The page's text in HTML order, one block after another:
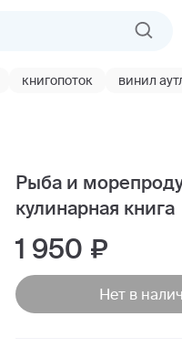
книгопоток винил
Рыба и
кулинарная книга
1 950
Нет в